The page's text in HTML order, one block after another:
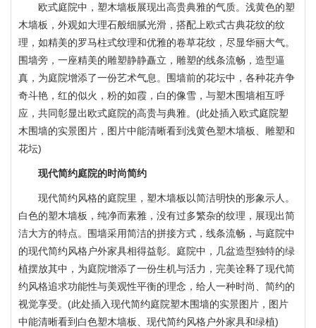
欧式庭院中，塑木墙板展现出高贵典雅的气质。浅黄色的塑
木墙板，外观如大理石般细腻光滑，搭配上欧式古典花纹的纹
理，如精美的罗马柱式纹理和优雅的卷草花纹，尽显华丽大气。
围墙旁，一座精美的雕塑静静矗立，雕塑的线条流畅，造型逼
真，为庭院增添了一份艺术气息。围墙前的花坛中，各种花卉争
奇斗艳，红的似火，粉的如霞，白的像雪，与塑木围墙相互呼
应，共同彰显出欧式庭院的高贵与典雅。(此处插入欧式庭院塑
木围墙的实景图片，图片中能清晰看到浅黄色塑木墙板、雕塑和
花坛)
现代简约庭院的时尚简约
现代简约风格的庭院里，塑木墙板以简洁明快的形象示人。
白色的塑木墙板，纯净而素雅，没有过多繁杂的纹理，展现出简
洁大方的特点。围墙采用简洁的拼接方式，线条流畅，与庭院中
的现代简约风格户外家具相得益彰。庭院中，几盆造型独特的绿
植摆放其中，为庭院增添了一份生机与活力，完美诠释了现代简
约风格追求功能性与美观性平衡的理念，给人一种时尚、简约的
视觉享受。(此处插入现代简约庭院塑木围墙的实景图片，图片
中能清晰看到白色塑木墙板、现代简约风格户外家具和绿植)
塑木护栏|栈道围栏
塑木护栏|塑木围栏